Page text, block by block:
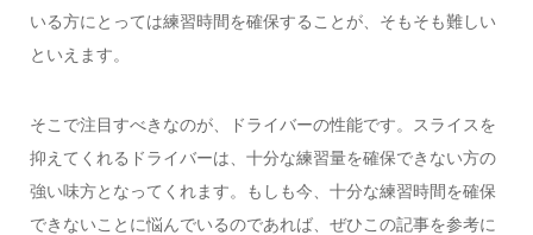
いる方にとっては練習時間を確保することが、そもそも難しい
といえます。
そこで注目すべきなのが、ドライバーの性能です。スライスを
抑えてくれるドライバーは、十分な練習量を確保できない方の
強い味方となってくれます。もしも今、十分な練習時間を確保
できないことに悩んでいるのであれば、ぜひこの記事を参考に